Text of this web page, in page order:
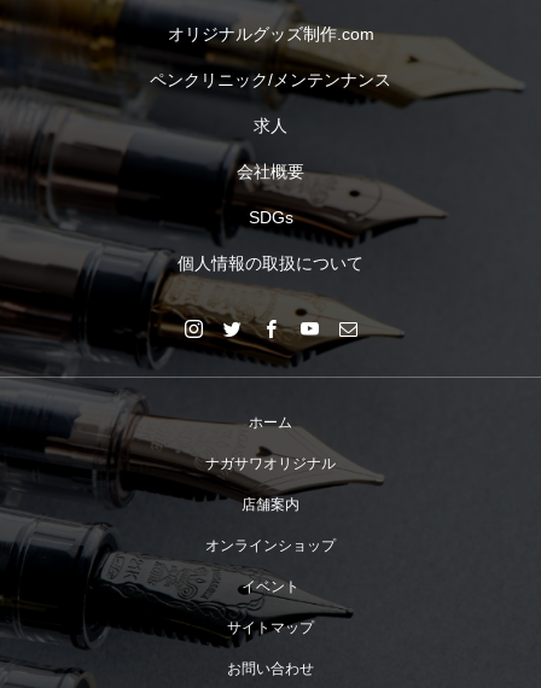
オリジナルグッズ制作.com
ペンクリニック/メンテンナンス
求人
会社概要
SDGs
個人情報の取扱について
ホーム
ナガサワオリジナル
店舗案内
オンラインショップ
イベント
サイトマップ
お問い合わせ